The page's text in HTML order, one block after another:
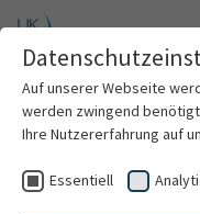
Zum
Patienten & Besucher
Prof. Dr.
Auf unserer Webseite
werden zwingend
Ihre Nutzererfahrung auf
Essentiell